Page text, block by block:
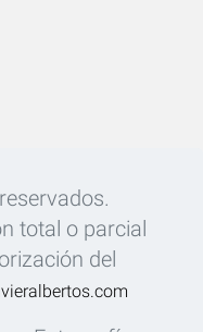
total o parcial
del